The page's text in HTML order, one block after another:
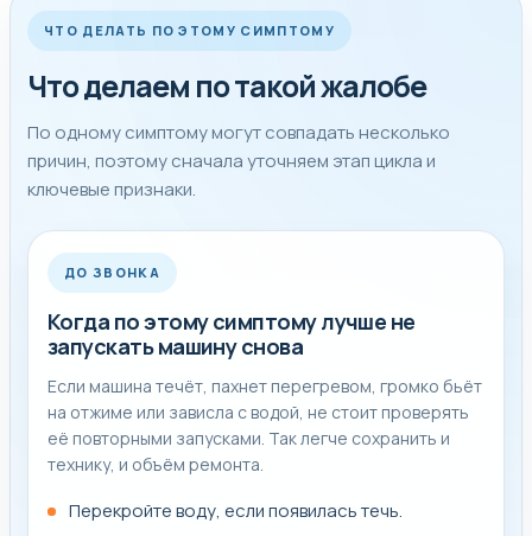
после нормальной диагностики.
Если в баке осталась вода, появился запах проводки,
сильный стук, течь или ошибка на дисплее, лучше
остановить стирку и не запускать новый цикл до
диагностики. Так меньше риск добить помпу,
подшипники и электронику.
До приезда мастера лучше не разбирать технику
самостоятельно и не покупать деталь наугад. Если уже
есть код ошибки, запах, влага, резкий шум или сбой по
питанию, сообщите об этом при заявке: так проще
оценить срочность выезда и подготовить диагностику
ЧТО ДЕЛАТЬ ПО ЭТОМУ СИМПТОМУ
Что делаем по такой жалобе
По одному симптому могут совпадать несколько
причин, поэтому сначала уточняем этап цикла и
ключевые признаки.
ДО ЗВОНКА
Когда по этому симптому лучше не
запускать машину снова
Если машина течёт, пахнет перегревом, громко бьёт
на отжиме или зависла с водой, не стоит проверять
её повторными запусками. Так легче сохранить и
технику, и объём ремонта.
Перекройте воду, если появилась течь.